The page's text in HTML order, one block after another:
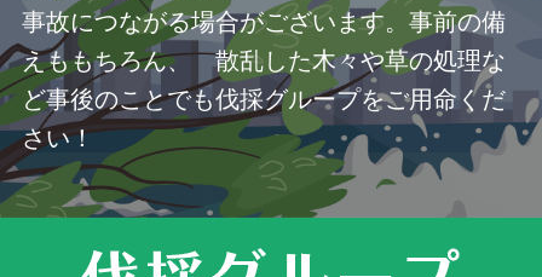
事故につながる場合がございます。事前の備
えももちろん、 散乱した木々や草の処理な
ど事後のことでも伐採グループをご用命くだ
さい！